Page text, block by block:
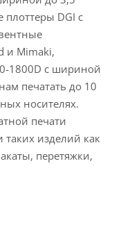
DGI с
и Mimaki,
1800D c шириной
печатать до 10
носителях.
печати
таких изделий как
перетяжки,